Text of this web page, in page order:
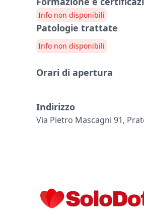
Info non disponibili
Patologie trattate
Info non disponibili
Orari di apertura
Indirizzo
Via Pietro Mascagni 91,